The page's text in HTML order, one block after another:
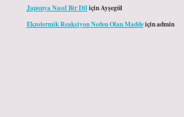
Japonya Nasıl Bir DiliçinAyşegül
Ekzotermik Reaksiyon Neden Olan Maddeiçinadmin